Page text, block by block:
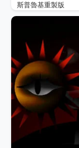
斯普魯基重製版